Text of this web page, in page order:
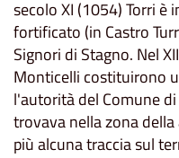
secolo XI (1054) Torri è
fortificato (in Castro
Signori di Stagno. Nel
Monticelli costituirono
l'autorità del Comune
trovava nella zona
più alcuna traccia sul